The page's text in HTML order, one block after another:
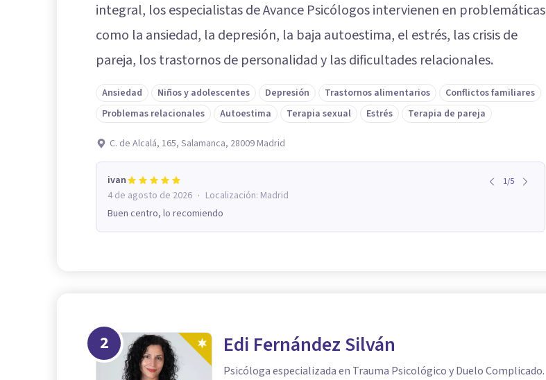
integral, los especialistas de Avance Psicólogos intervienen en problemáticas
como la ansiedad, la depresión, la baja autoestima, el estrés, las crisis de
pareja, los trastornos de personalidad y las dificultades relacionales.
Ansiedad Niños y adolescentes Depresión Trastornos alimentarios
Conflictos familiares
Problemas relacionales
Autoestima Terapia sexual Estrés Terapia de pareja
C. de Alcalá, 165, Salamanca, 28009 Madrid
ivan 1/5
4 de agosto de 2026 · Localización: Madrid
Buen centro, lo recomiendo
2 Edi Fernández Silván
Psicóloga especializada en Trauma Psicológico y Duelo Complicado.